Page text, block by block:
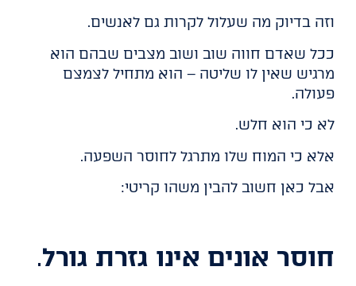
וזה בדיוק מה שעלול לקרות גם לאנשים.
ככל שאדם חווה שוב ושוב מצבים שבהם הוא
מרגיש שאין לו שליטה – הוא מתחיל לצמצם
פעולה.
לא כי הוא חלש.
אלא כי המוח שלו מתרגל לחוסר השפעה.
אבל כאן חשוב להבין משהו קריטי:
חוסר אונים אינו גזרת גורל.